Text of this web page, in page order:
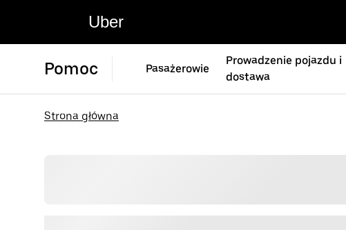
Uber
Pomoc Pasażerowie
Prowadzenie pojazdu i
dostawa
Strona główna